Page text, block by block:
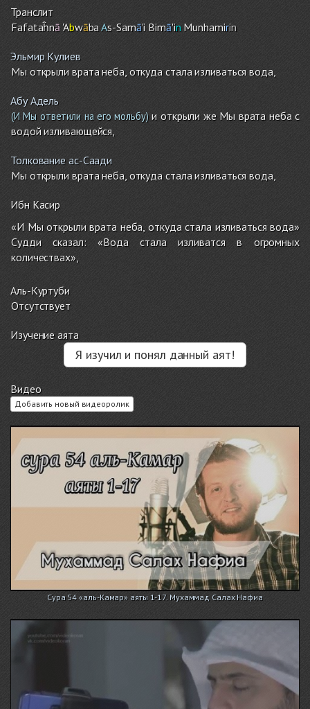
Транслит
Fafataĥnā 'AbwābaAs-Samā'i Bimā'inMunhamirin
Эльмир Кулиев
Мы открыли врата неба, откуда стала изливаться вода,
Абу Адель
(И Мы ответили на его мольбу)и открыли же Мы врата неба с
водой изливающейся,
Толкование ас-Саади
Мы открыли врата неба, откуда стала изливаться вода,
Ибн Касир
«И Мы открыли врата неба, откуда стала изливаться вода»
Судди сказал: «Вода стала изливатся в огромных
количествах»,
Аль-Куртуби
Отсутствует
Изучение аята
Я изучил и понял данный аят!
Видео
Добавить новый видеоролик
Сура 54 «аль-Камар» аяты 1-17. Мухаммад Салах Нафиа